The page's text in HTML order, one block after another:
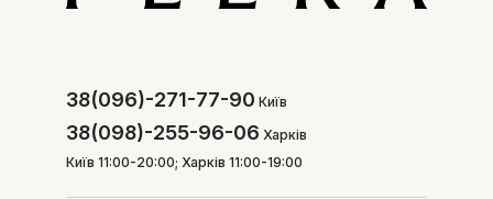
38(096)-271-77-90 Київ
38(098)-255-96-06 Харків
Київ 11:00-20:00; Харків 11:00-19:00